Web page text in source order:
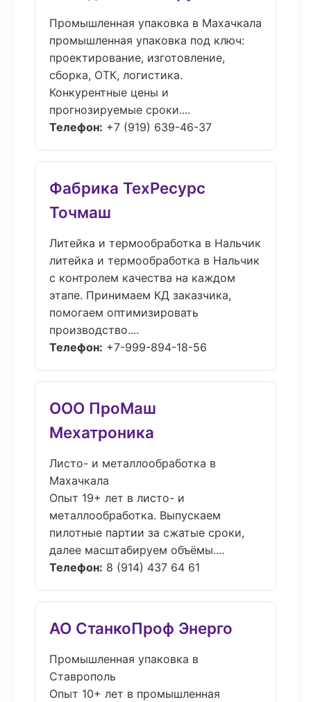
Промышленная упаковка в Махачкала
промышленная упаковка под ключ:
проектирование, изготовление,
сборка, ОТК, логистика.
Конкурентные цены и
прогнозируемые сроки....
Телефон: +7 (919) 639-46-37
Фабрика ТехРесурс
Точмаш
Литейка и термообработка в Нальчик
литейка и термообработка в Нальчик
с контролем качества на каждом
этапе. Принимаем КД заказчика,
помогаем оптимизировать
производство....
Телефон: +7-999-894-18-56
ООО ПроМаш
Мехатроника
Листо- и металлообработка в
Махачкала
Опыт 19+ лет в листо- и
металлообработка. Выпускаем
пилотные партии за сжатые сроки,
далее масштабируем объёмы....
Телефон: 8 (914) 437 64 61
АО СтанкоПроф Энерго
Промышленная упаковка в
Ставрополь
Опыт 10+ лет в промышленная